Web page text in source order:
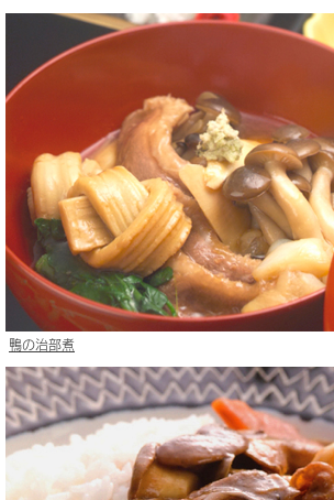
鴨の治部煮